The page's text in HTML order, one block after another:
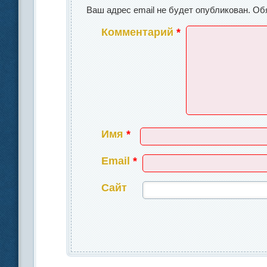
Ваш адрес email не будет опубликован.
Комментарий*
Имя*
Email*
Сайт